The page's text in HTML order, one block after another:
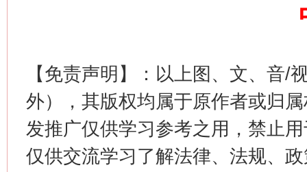
【免责声明】：以上图、文、音/
外），其版权均属于原作者或归
发推广仅供学习参考之用，禁止
仅供交流学习了解法律、法规、
在谋一域中谋全局
今